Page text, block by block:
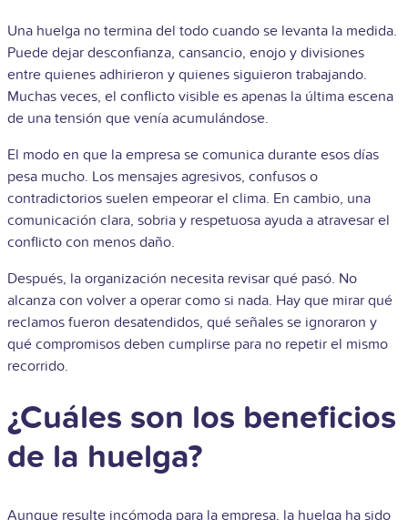
Una huelga no termina del todo cuando se levanta la medida.
Puede dejar desconfianza, cansancio, enojo y divisiones
entre quienes adhirieron y quienes siguieron trabajando.
Muchas veces, el conflicto visible es apenas la última escena
de una tensión que venía acumulándose.
El modo en que la empresa se comunica durante esos días
pesa mucho. Los mensajes agresivos, confusos o
contradictorios suelen empeorar el clima. En cambio, una
comunicación clara, sobria y respetuosa ayuda a atravesar el
conflicto con menos daño.
Después, la organización necesita revisar qué pasó. No
alcanza con volver a operar como si nada. Hay que mirar qué
reclamos fueron desatendidos, qué señales se ignoraron y
qué compromisos deben cumplirse para no repetir el mismo
recorrido.
¿Cuáles son los beneficios
de la huelga?
Aunque resulte incómoda para la empresa, la huelga ha sido